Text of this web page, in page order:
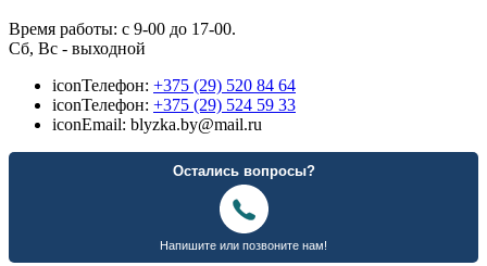
Время работы: с 9-00 до 17-00.
Сб, Вс - выходной
iconТелефон: +375 (29) 520 84 64
iconТелефон: +375 (29) 524 59 33
iconEmail: blyzka.by@mail.ru